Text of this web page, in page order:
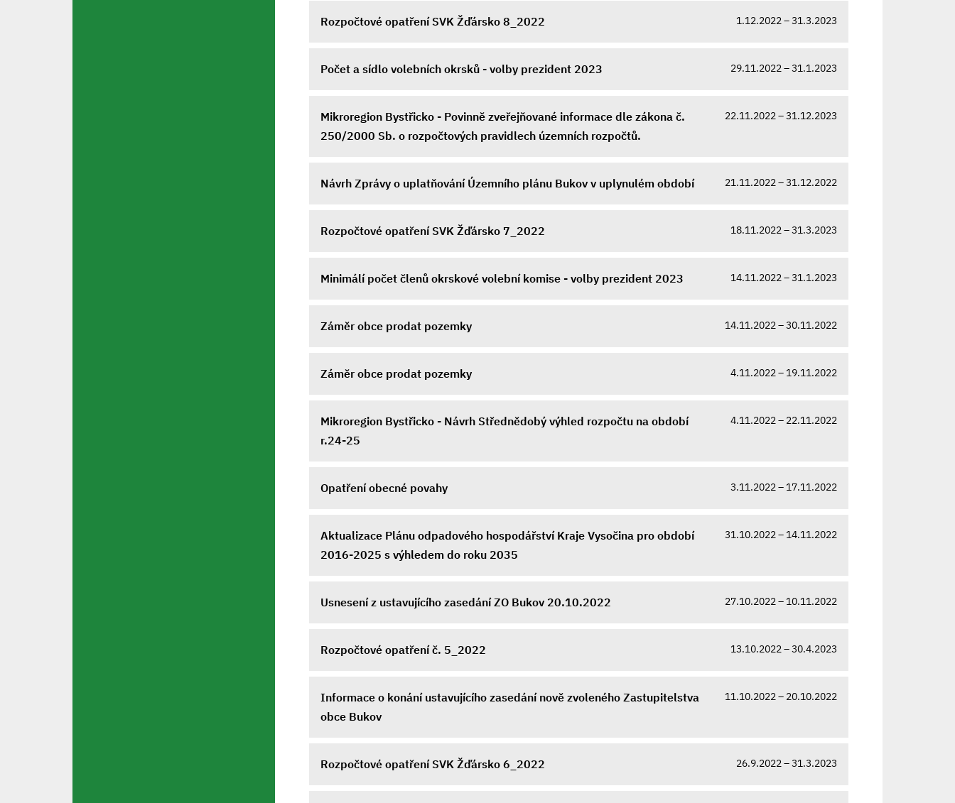
Rozpočtové opatření SVK Žďársko 8_2022 1.12.2022 – 31.3.2023
Počet a sídlo volebních okrsků - volby prezident 2023 29.11.2022 – 31.1.2023
Mikroregion Bystřicko - Povinně zveřejňované informace dle zákona č.
250/2000 Sb. o rozpočtových pravidlech územních rozpočtů.
22.11.2022 – 31.12.2023
Návrh Zprávy o uplatňování Územního plánu Bukov v uplynulém období 21.11.2022 – 31.12.2022
Rozpočtové opatření SVK Žďársko 7_2022 18.11.2022 – 31.3.2023
Minimálí počet členů okrskové volební komise - volby prezident 2023 14.11.2022 – 31.1.2023
Záměr obce prodat pozemky 14.11.2022 – 30.11.2022
Záměr obce prodat pozemky 4.11.2022 – 19.11.2022
Mikroregion Bystřicko - Návrh Střednědobý výhled rozpočtu na období
r.24-25
4.11.2022 – 22.11.2022
Opatření obecné povahy 3.11.2022 – 17.11.2022
Aktualizace Plánu odpadového hospodářství Kraje Vysočina pro období
2016-2025 s výhledem do roku 2035
31.10.2022 – 14.11.2022
Usnesení z ustavujícího zasedání ZO Bukov 20.10.2022 27.10.2022 – 10.11.2022
Rozpočtové opatření č. 5_2022 13.10.2022 – 30.4.2023
Informace o konání ustavujícího zasedání nově zvoleného Zastupitelstva
obce Bukov
11.10.2022 – 20.10.2022
Rozpočtové opatření SVK Žďársko 6_2022 26.9.2022 – 31.3.2023